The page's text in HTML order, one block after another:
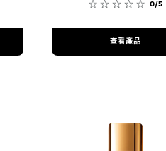
0/5
查看產品